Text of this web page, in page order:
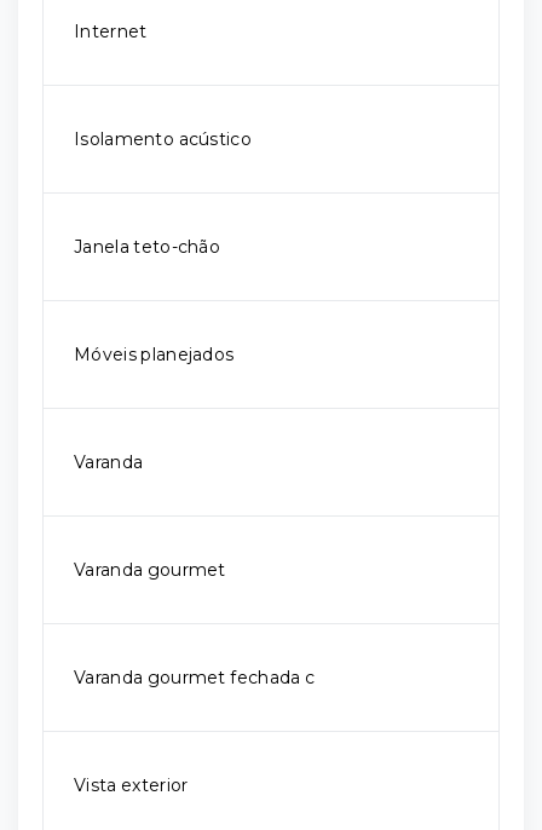
Internet
Isolamento acústico
Janela teto-chão
Móveis planejados
Varanda
Varanda gourmet
Varanda gourmet fechada c
Vista exterior